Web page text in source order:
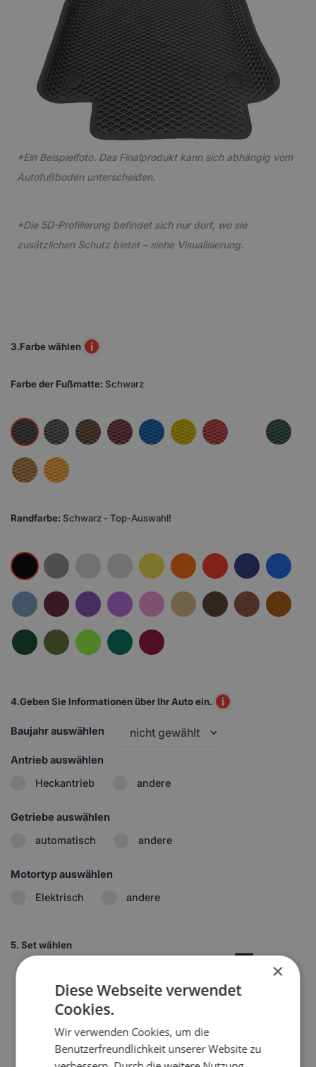
*Ein Beispielfoto. Das Finalprodukt kann sich abhängig vom
Autofußboden unterscheiden.
*Die 5D-Profilierung befindet sich nur dort, wo sie
zusätzlichen Schutz bietet – siehe Visualisierung.
3.Farbe wählen i
Farbe der Fußmatte: Schwarz
Randfarbe: Schwarz - Top-Auswahl!
4.Geben Sie Informationen über Ihr Auto ein. i
Baujahr auswählen
Antrieb auswählen
Heckantrieb
andere
Getriebe auswählen
automatisch
andere
Motortyp auswählen
Elektrisch
andere
5. Set wählen
×
Diese Webseite verwendet
Cookies.
Wir verwenden Cookies, um die
Benutzerfreundlichkeit unserer Website zu